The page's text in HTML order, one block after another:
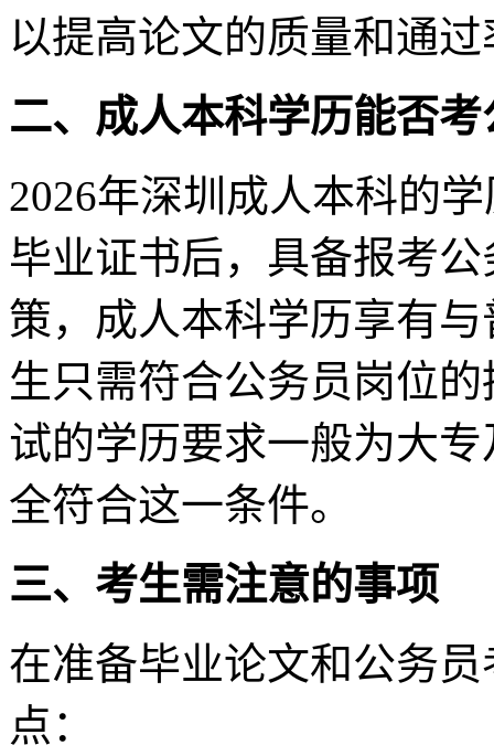
以提高论文的质量和通过
二、成人本科学历能否考
2026年深圳成人本科的
毕业证书后，具备报考
策，成人本科学历享有
生只需符合公务员岗位
试的学历要求一般为大
全符合这一条件。
三、考生需注意的事项
在准备毕业论文和公务
点：